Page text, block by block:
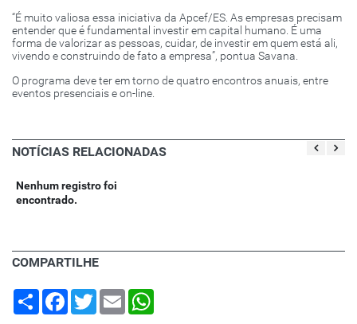
“É muito valiosa essa iniciativa da Apcef/ES. As empresas precisam
entender que é fundamental investir em capital humano. É uma
forma de valorizar as pessoas, cuidar, de investir em quem está ali,
vivendo e construindo de fato a empresa”, pontua Savana.
O programa deve ter em torno de quatro encontros anuais, entre
eventos presenciais e on-line.
NOTÍCIAS RELACIONADAS
Nenhum registro foi
encontrado.
COMPARTILHE
Share Facebook
TwitterEmail